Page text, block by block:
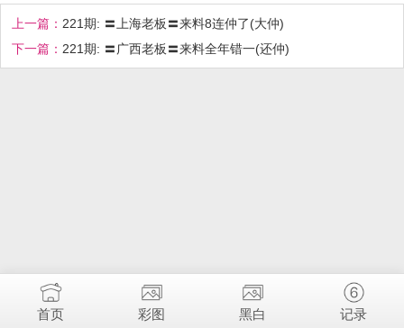
上一篇： 221期: 〓上海老板〓来料8连仲了(大仲)
下一篇： 221期: 〓广西老板〓来料全年错一(还仲)
首页 彩图 黑白 记录